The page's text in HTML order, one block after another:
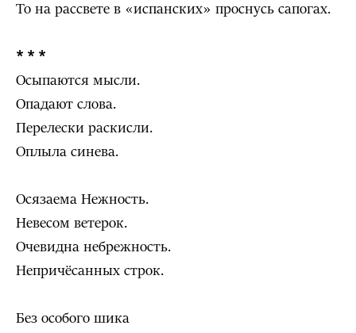
То на рассвете в «испанских» проснусь сапогах.
* * *
Осыпаются мысли.
Опадают слова.
Перелески раскисли.
Оплыла синева.
Осязаема Нежность.
Невесом ветерок.
Очевидна небрежность.
Непричёсанных строк.
Без особого шика